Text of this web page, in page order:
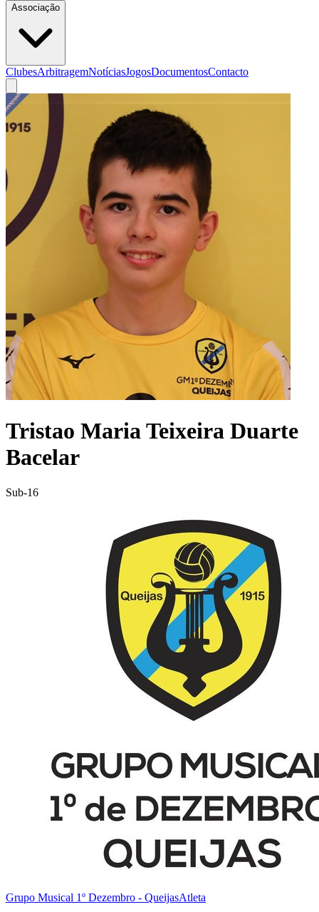
Associação
ClubesArbitragemNotíciasJogosDocumentosContacto
Tristao Maria Teixeira Duarte
Bacelar
Sub-16
Grupo Musical 1º Dezembro - QueijasAtleta